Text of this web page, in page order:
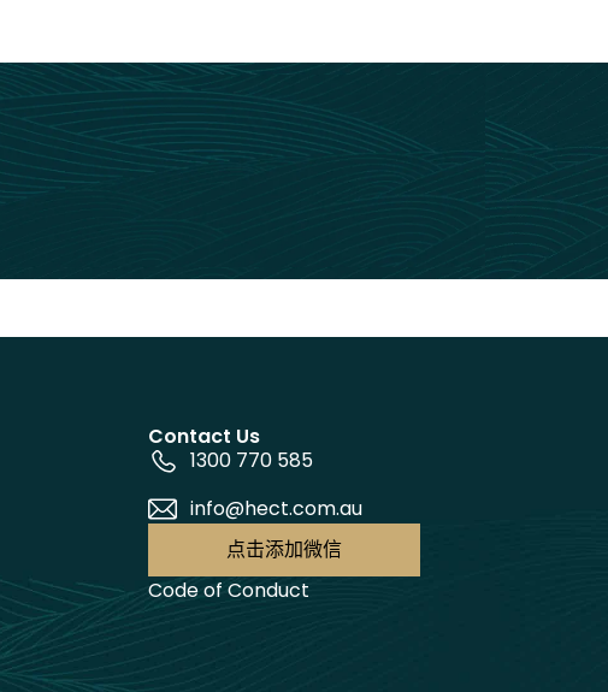
Contact Us
1300 770 585
info@hect.com.au
点击添加微信
Code of Conduct